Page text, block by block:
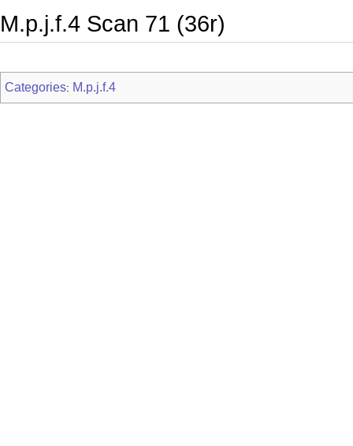
M.p.j.f.4 Scan 71 (36r)
Categories: M.p.j.f.4